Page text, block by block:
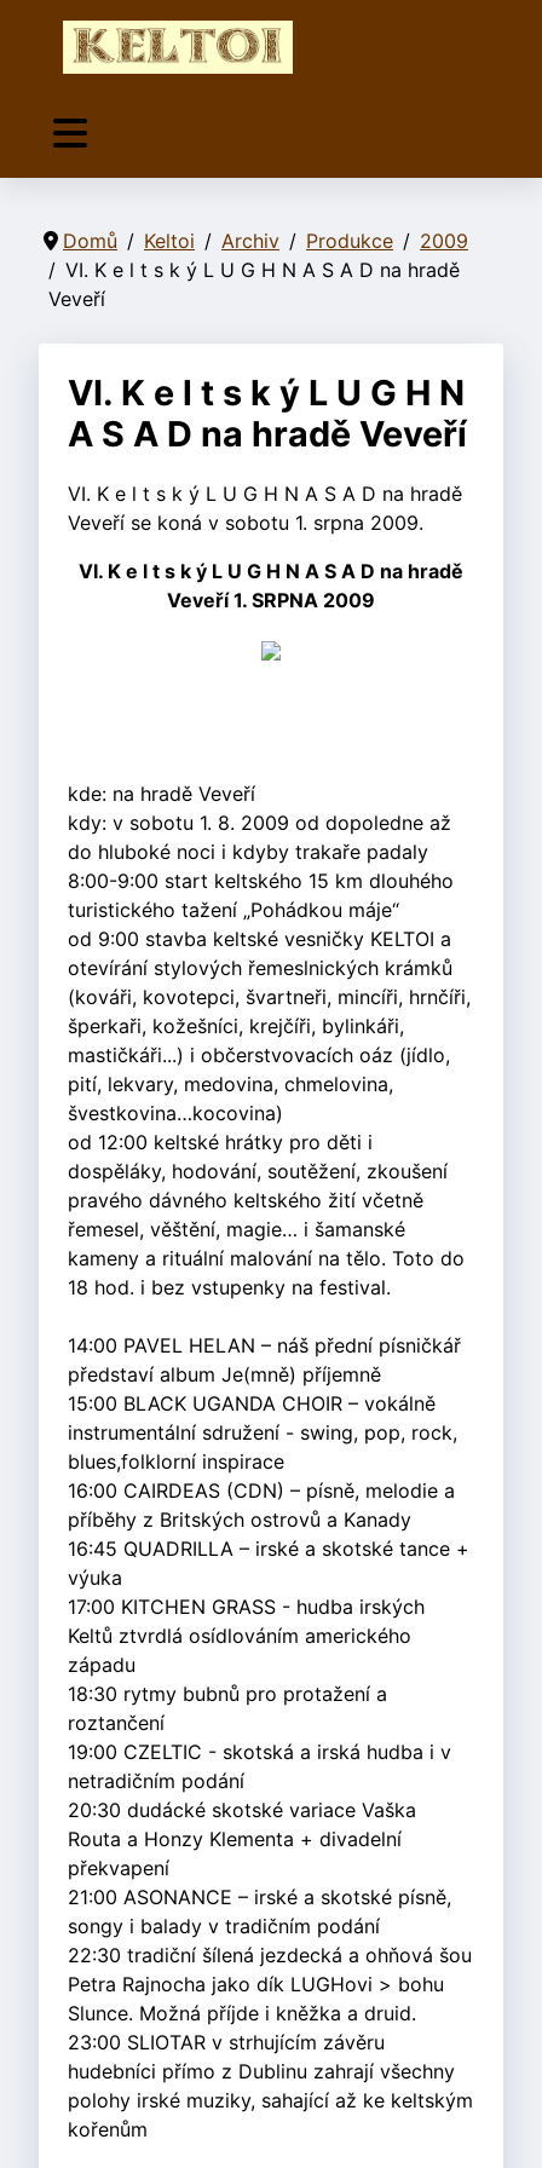
Domů Keltoi Archiv Produkce
2009
VI. K e l t s k ý L U G H N A S A D na hradě
Veveří
VI. K e l t s k ý L U G H N
A S A D na hradě Veveří
VI. K e l t s k ý L U G H N A S A D na hradě
Veveří se koná v sobotu 1. srpna 2009.
VI. K e l t s k ý L U G H N A S A D na hradě
Veveří 1. SRPNA 2009
kde: na hradě Veveří
kdy: v sobotu 1. 8. 2009 od dopoledne až
do hluboké noci i kdyby trakaře padaly
8:00-9:00 start keltského 15 km dlouhého
turistického tažení „Pohádkou máje“
od 9:00 stavba keltské vesničky KELTOI a
otevírání stylových řemeslnických krámků
(kováři, kovotepci, švartneři, mincíři, hrnčíři,
šperkaři, kožešníci, krejčíři, bylinkáři,
mastičkáři...) i občerstvovacích oáz (jídlo,
pití, lekvary, medovina, chmelovina,
švestkovina…kocovina)
od 12:00 keltské hrátky pro děti i
dospěláky, hodování, soutěžení, zkoušení
pravého dávného keltského žití včetně
řemesel, věštění, magie… i šamanské
kameny a rituální malování na tělo. Toto do
18 hod. i bez vstupenky na festival.
14:00 PAVEL HELAN – náš přední písničkář
představí album Je(mně) příjemně
15:00 BLACK UGANDA CHOIR – vokálně
instrumentální sdružení - swing, pop, rock,
blues,folklorní inspirace
16:00 CAIRDEAS (CDN) – písně, melodie a
příběhy z Britských ostrovů a Kanady
16:45 QUADRILLA – irské a skotské tance +
výuka
17:00 KITCHEN GRASS - hudba irských
Keltů ztvrdlá osídlováním amerického
západu
18:30 rytmy bubnů pro protažení a
roztančení
19:00 CZELTIC - skotská a irská hudba i v
netradičním podání
20:30 dudácké skotské variace Vaška
Routa a Honzy Klementa + divadelní
překvapení
21:00 ASONANCE – irské a skotské písně,
songy i balady v tradičním podání
22:30 tradiční šílená jezdecká a ohňová šou
Petra Rajnocha jako dík LUGHovi > bohu
Slunce. Možná příjde i kněžka a druid.
23:00 SLIOTAR v strhujícím závěru
hudebníci přímo z Dublinu zahrají všechny
polohy irské muziky, sahající až ke keltským
kořenům